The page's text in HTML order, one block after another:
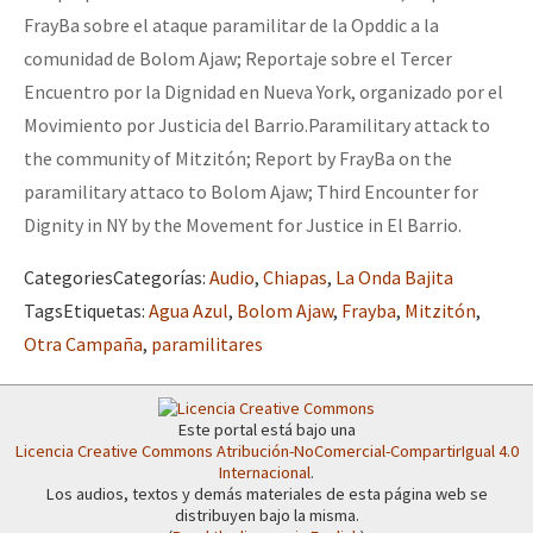
Mundo
EZLN
AutonomÍa y Resistencia
Megaproyectos
Migración
Presos
Mujeres
Niñxs
Dia 2 do Encontro “Guerra contra a Humanidad”
Dia 1: Encontro “Guerra contra a Humanidade”
[CDMX – 20 julio] Jornadas globales por la libertad de Jesús
“Sonhando a Terra do Bem Virá” se publica no Estado Espanhol
Se o México sabe, que o mundo saiba! Nossas lutas pela
FrayBa sobre el ataque paramilitar de la Opddic a la
comunidad de Bolom Ajaw; Reportaje sobre el Tercer
Encuentro por la Dignidad en Nueva York, organizado por el
Movimiento por Justicia del Barrio.Paramilitary attack to
the community of Mitzitón; Report by FrayBa on the
paramilitary attaco to Bolom Ajaw; Third Encounter for
Dignity in NY by the Movement for Justice in El Barrio.
CategoriesCategorías: Audio, Chiapas, La Onda Bajita
TagsEtiquetas: Agua Azul, Bolom Ajaw, Frayba, Mitzitón,
Otra Campaña, paramilitares
Este portal está bajo una
Licencia Creative Commons Atribución-NoComercial-CompartirIgual 4.0
Internacional.
Los audios, textos y demás materiales de esta página web se
distribuyen bajo la misma.